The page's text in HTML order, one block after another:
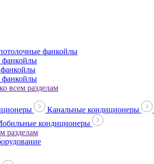
фанкойлы
фанкойлы
фанкойлы
всем разделам
Канальные кондиционеры
кондиционеры
разделам